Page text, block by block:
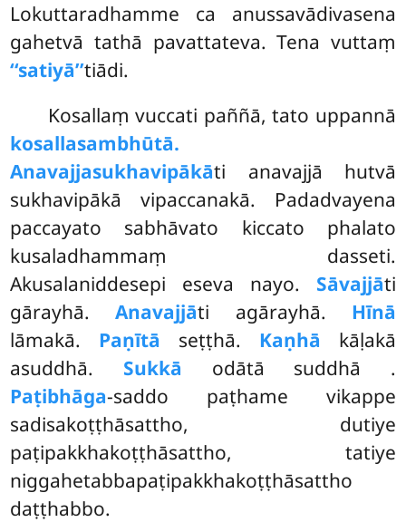
Lokuttaradhamme ca anussavādivasena
gahetvā tathā pavattateva. Tena vuttaṃ
‘‘satiyā’’tiādi.
Kosallaṃ vuccati paññā, tato uppannā
kosallasambhūtā.
Anavajjasukhavipākāti anavajjā hutvā
sukhavipākā vipaccanakā. Padadvayena
paccayato sabhāvato kiccato phalato
kusaladhammaṃ dasseti.
Akusalaniddesepi eseva nayo. Sāvajjāti
gārayhā.Anavajjāti agārayhā. Hīnā
lāmakā. Paṇītā seṭṭhā. Kaṇhā kāḷakā
asuddhā. Sukkā odātā suddhā .
Paṭibhāga-saddo paṭhame vikappe
sadisakoṭṭhāsattho, dutiye
paṭipakkhakoṭṭhāsattho, tatiye
niggahetabbapaṭipakkhakoṭṭhāsattho
daṭṭhabbo.